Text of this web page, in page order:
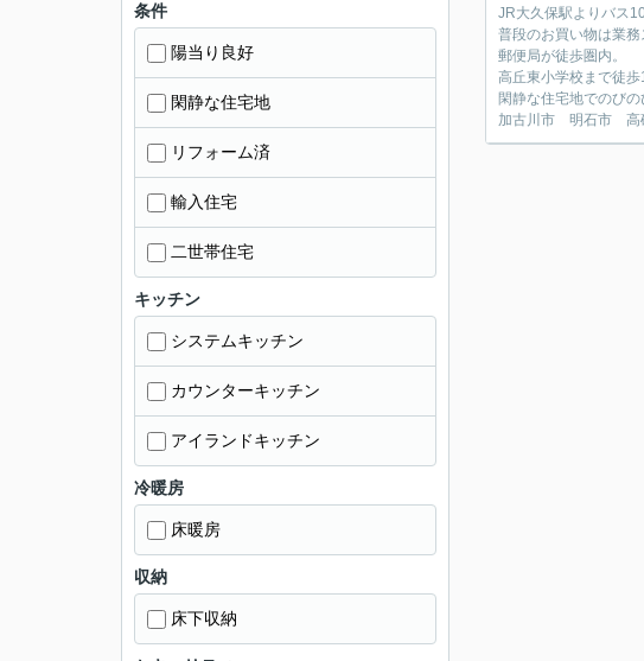
JR大久保駅よりバス
普段のお買い物は業
郵便局が徒歩圏内。
高丘東小学校まで徒歩
閑静な住宅地でのびの
加古川市 明石市 高
条件
陽当り良好
閑静な住宅地
リフォーム済
輸入住宅
二世帯住宅
キッチン
システムキッチン
カウンターキッチン
アイランドキッチン
冷暖房
床暖房
収納
床下収納